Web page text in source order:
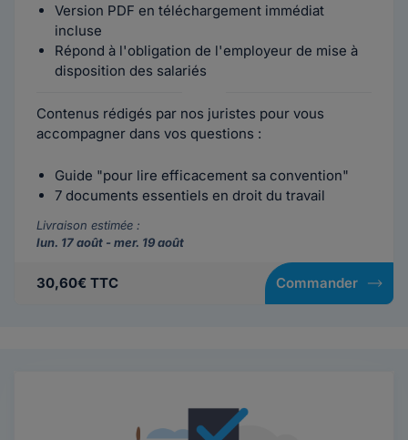
Version PDF en téléchargement immédiat
incluse
Répond à l'obligation de l'employeur de mise à
disposition des salariés
Contenus rédigés par nos juristes pour vous
accompagner dans vos questions :
Guide "pour lire efficacement sa convention"
7 documents essentiels en droit du travail
Livraison estimée :
lun. 17 août - mer. 19 août
30,60€ TTC Commander